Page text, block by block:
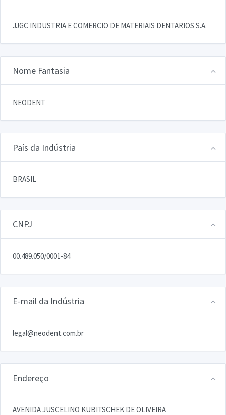
JJGC INDUSTRIA E COMERCIO DE MATERIAIS DENTARIOS S.A.
Nome Fantasia
NEODENT
País da Indústria
BRASIL
CNPJ
00.489.050/0001-84
E-mail da Indústria
legal@neodent.com.br
Endereço
AVENIDA JUSCELINO KUBITSCHEK DE OLIVEIRA